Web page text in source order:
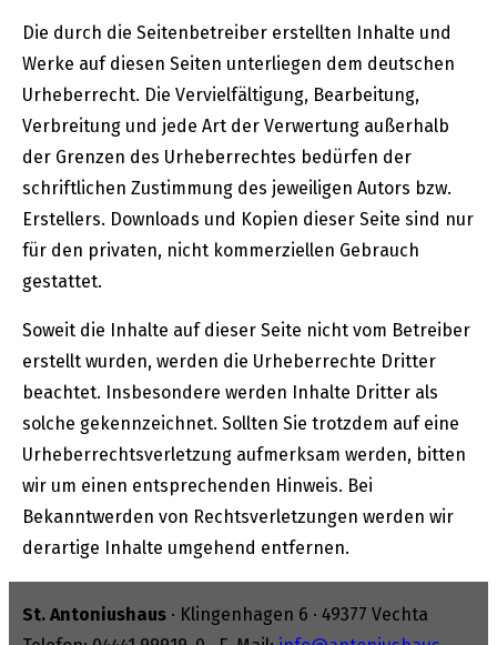
Die durch die Seitenbetreiber erstellten Inhalte und
Werke auf diesen Seiten unterliegen dem deutschen
Urheberrecht. Die Vervielfältigung, Bearbeitung,
Verbreitung und jede Art der Verwertung außerhalb
der Grenzen des Urheberrechtes bedürfen der
schriftlichen Zustimmung des jeweiligen Autors bzw.
Erstellers. Downloads und Kopien dieser Seite sind nur
für den privaten, nicht kommerziellen Gebrauch
gestattet.
Soweit die Inhalte auf dieser Seite nicht vom Betreiber
erstellt wurden, werden die Urheberrechte Dritter
beachtet. Insbesondere werden Inhalte Dritter als
solche gekennzeichnet. Sollten Sie trotzdem auf eine
Urheberrechtsverletzung aufmerksam werden, bitten
wir um einen entsprechenden Hinweis. Bei
Bekanntwerden von Rechtsverletzungen werden wir
derartige Inhalte umgehend entfernen.
St. Antoniushaus · Klingenhagen 6 · 49377 Vechta